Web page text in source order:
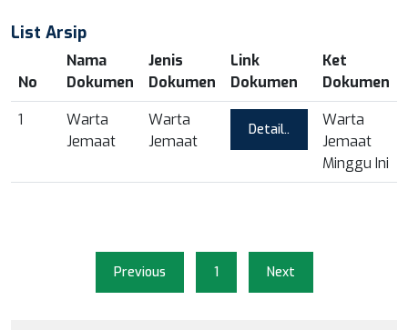
List Arsip
No
Nama
Dokumen
Jenis
Dokumen
Link
Dokumen
Ket
Dokumen
1
Warta
Jemaat
Warta
Jemaat
Detail..
Warta
Jemaat
Minggu Ini
Previous 1 Next